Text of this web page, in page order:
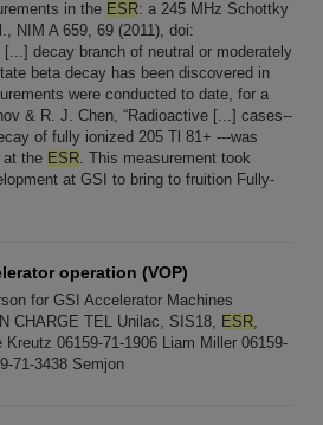
in the ESR: a 245 MHz Schottky
NIM A 659, 69 (2011), doi:
decay branch of neutral or moderately
beta decay has been discovered in
were conducted to date, for a
& R. J. Chen, “Radioactive [...] cases--
of fully ionized 205 Tl 81+ ---was
at the ESR. This measurement took
at GSI to bring to fruition Fully-
operation (VOP)
for GSI Accelerator Machines
CHARGE TEL Unilac, SIS18, ESR,
Kreutz 06159-71-1906 Liam Miller 06159-
71-3438 Semjon